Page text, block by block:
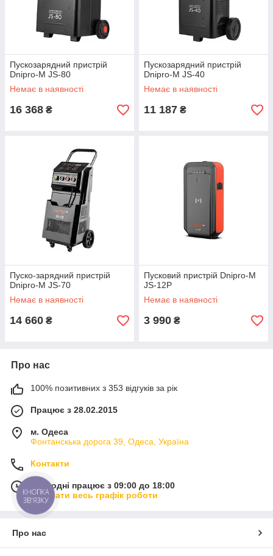
Пускозарядний пристрій
Dnipro-M JS-80
Немає в наявності
16 368 ₴
Пускозарядний пристрій
Dnipro-M JS-40
Немає в наявності
11 187 ₴
Пуско-зарядний пристрій
Dnipro-M JS-70
Немає в наявності
14 660 ₴
Пусковий пристрій Dnipro-M
JS-12P
Немає в наявності
3 990 ₴
Про нас
100% позитивних з 353 відгуків за рік
Працює з 28.02.2015
м. Одеса
Фонтанскька дорога 39, Одеса, Україна
Контакти
Сьогодні працює з 09:00 до 18:00
Показати весь графік роботи
Про нас
КНОПКА
ЗВ'ЯЗКУ